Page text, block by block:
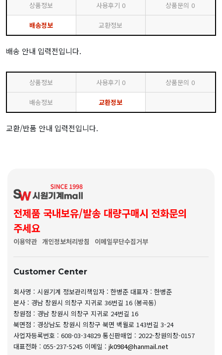
상품정보 사용후기 0 상품문의 0
배송정보 교환정보
배송 안내 입력전입니다.
상품정보 사용후기 0 상품문의 0
배송정보 교환정보
교환/반품 안내 입력전입니다.
전제품 국내보유/발송 대량구매시 전화문의
주세요
이용약관 개인정보처리방침 이메일무단수집거부
Customer Center
회사명 : 시원기계 정보관리책임자 : 한병준 대표자 : 한병준
본사 : 경남 창원시 의창구 지귀로 36번길 16 (봉곡동)
창원점 : 경남 창원시 의창구 지귀로 24번길 16
북면점 : 경상남도 창원시 의창구 북면 백월로 143번길 3-24
사업자등록번호 : 608-03-34829 통신판매업 : 2022-창원의창-0157
대표전화 : 055-237-5245 이메일 : jk0984@hanmail.net